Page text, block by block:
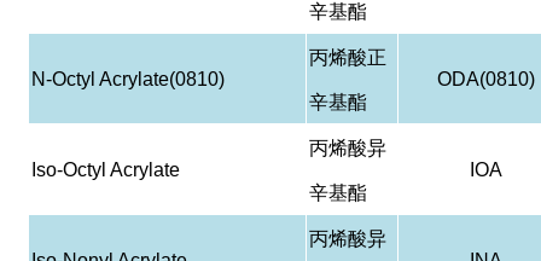
辛基酯
N-Octyl Acrylate(0810)
丙烯酸正
辛基酯
ODA(0810)
Iso-Octyl Acrylate
丙烯酸异
辛基酯
IOA
丙烯酸异